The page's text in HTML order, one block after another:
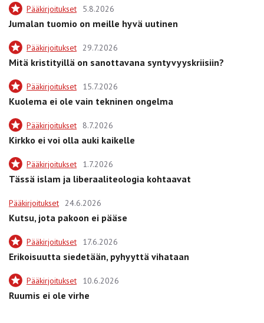
Pääkirjoitukset 5.8.2026
Jumalan tuomio on meille hyvä uutinen
Pääkirjoitukset 29.7.2026
Mitä kristityillä on sanottavana syntyvyyskriisiin?
Pääkirjoitukset 15.7.2026
Kuolema ei ole vain tekninen ongelma
Pääkirjoitukset 8.7.2026
Kirkko ei voi olla auki kaikelle
Pääkirjoitukset 1.7.2026
Tässä islam ja liberaaliteologia kohtaavat
Pääkirjoitukset 24.6.2026
Kutsu, jota pakoon ei pääse
Pääkirjoitukset 17.6.2026
Erikoisuutta siedetään, pyhyyttä vihataan
Pääkirjoitukset 10.6.2026
Ruumis ei ole virhe